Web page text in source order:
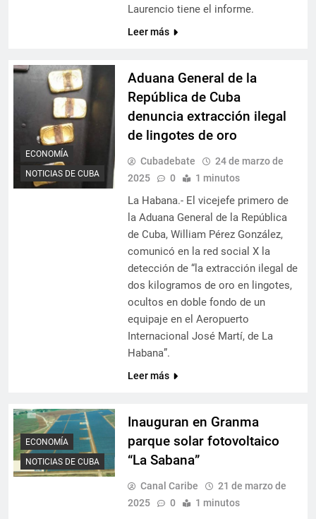
Laurencio tiene el informe.
Leer más
ECONOMÍA
NOTICIAS DE CUBA
Aduana General de la
República de Cuba
denuncia extracción ilegal
de lingotes de oro
Cubadebate
24 de marzo de
2025
0 1 minutos
La Habana.- El vicejefe primero de
la Aduana General de la República
de Cuba, William Pérez González,
comunicó en la red social X la
detección de “la extracción ilegal de
dos kilogramos de oro en lingotes,
ocultos en doble fondo de un
equipaje en el Aeropuerto
Internacional José Martí, de La
Habana”.
Leer más
ECONOMÍA
NOTICIAS DE CUBA
Inauguran en Granma
parque solar fotovoltaico
“La Sabana”
Canal Caribe
21 de marzo de
2025
0 1 minutos